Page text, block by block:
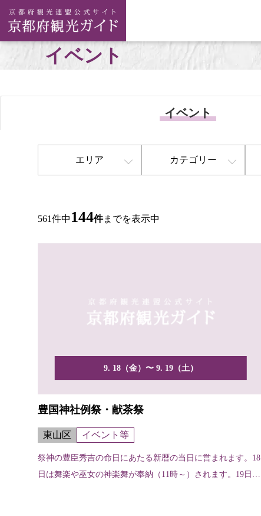
イベント
イベント
エリア カテゴリー
561件中 144件までを表示中
9. 18（金）〜 9. 19（土）
豊国神社例祭・献茶祭
東山区 イベント等
祭神の豊臣秀吉の命日にあたる新暦の当日に営まれます。18
日は舞楽や巫女の神楽舞が奉納（11時～）されます。19日